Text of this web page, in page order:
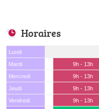
Horaires
Lundi
Mardi
9h - 13h
Mercredi
9h - 13h
Jeudi
9h - 13h
Vendredi
9h - 13h